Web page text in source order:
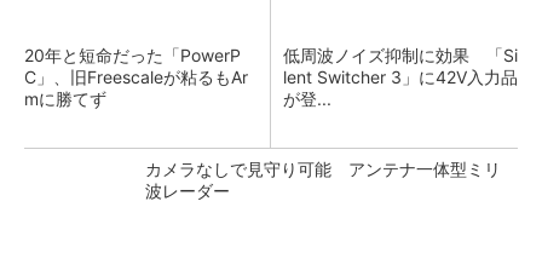
20年と短命だった「PowerP
C」、旧Freescaleが粘るもAr
mに勝てず
低周波ノイズ抑制に効果 「Si
lent Switcher 3」に42V入力品
が登...
カメラなしで見守り可能 アンテナ一体型ミリ
波レーダー